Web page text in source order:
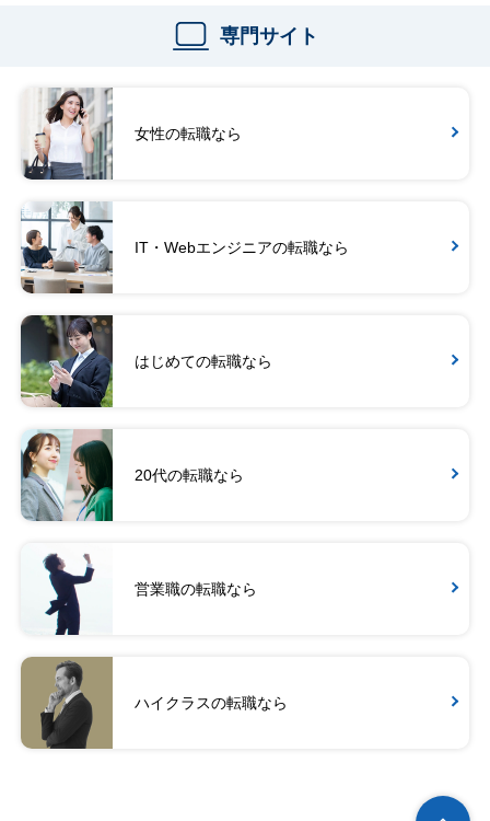
専門サイト
女性の転職なら
IT・Webエンジニアの転職なら
はじめての転職なら
20代の転職なら
営業職の転職なら
ハイクラスの転職なら